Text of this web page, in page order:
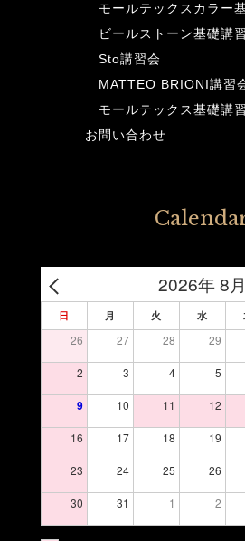
モールテックスカラー
ビールストーン基礎講
Sto講習会
MATTEO BRIONI講習
モールテックス基礎講
お問い合わせ
2026年 8月
日 月 火 水
26 27 28 29
2 3 4 5
9 10 11 12
16 17 18 19
23 24 25 26
30 31 1 2